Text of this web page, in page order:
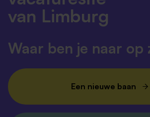
van Limburg
Waar ben je naar op
Een nieuwe baan